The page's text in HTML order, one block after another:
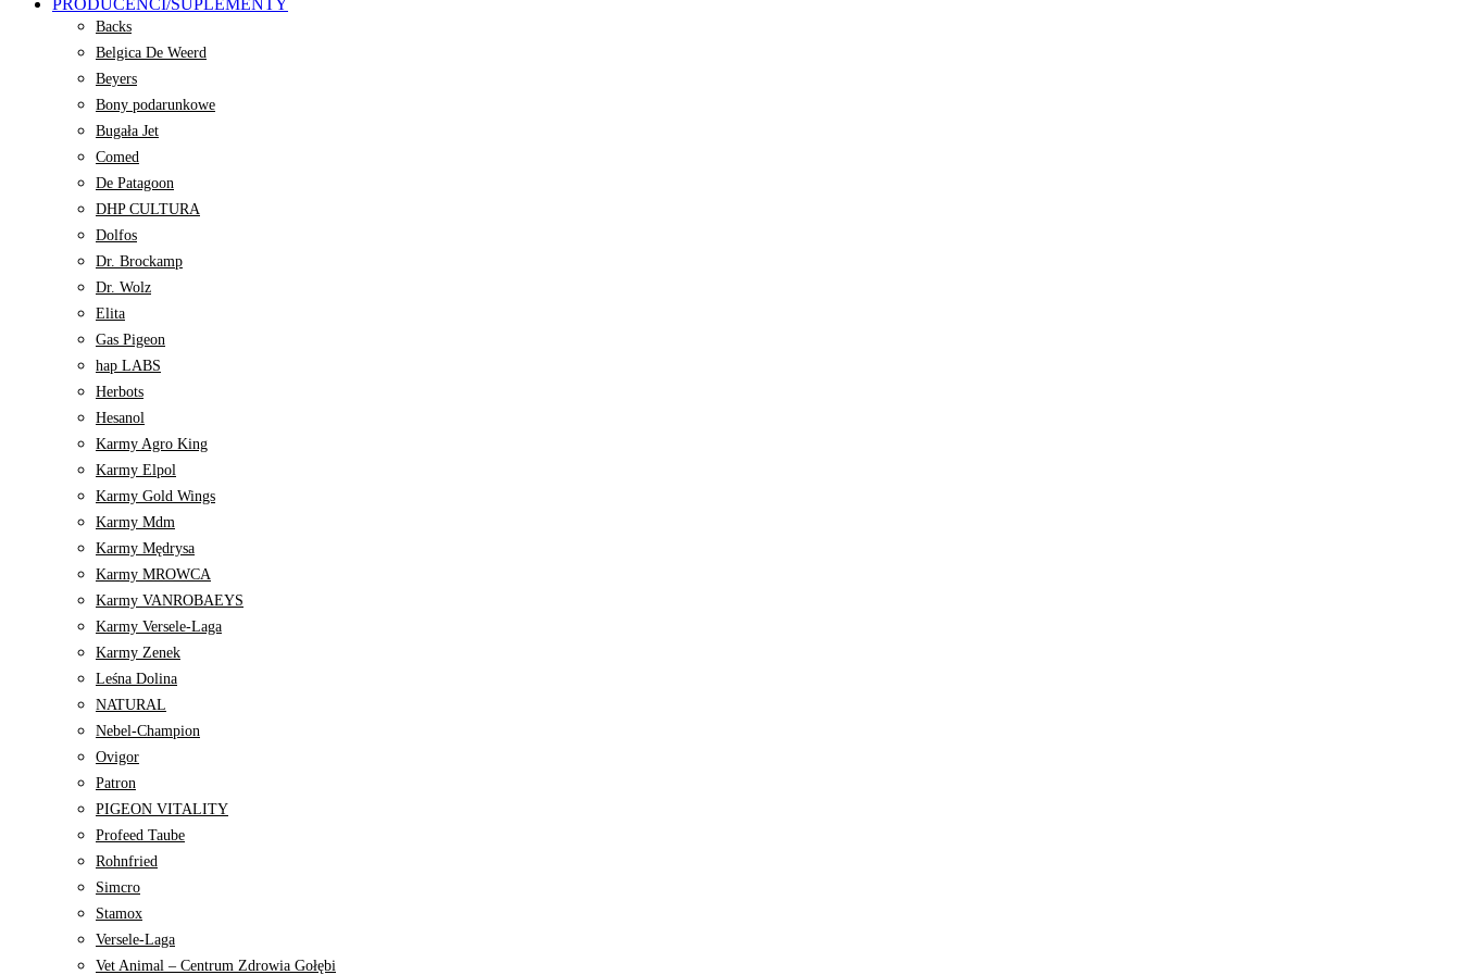
PRODUCENCI/SUPLEMENTY
Backs
Belgica De Weerd
Beyers
Bony podarunkowe
Bugała Jet
Comed
De Patagoon
DHP CULTURA
Dolfos
Dr. Brockamp
Dr. Wolz
Elita
Gas Pigeon
hap LABS
Herbots
Hesanol
Karmy Agro King
Karmy Elpol
Karmy Gold Wings
Karmy Mdm
Karmy Mędrysa
Karmy MROWCA
Karmy VANROBAEYS
Karmy Versele-Laga
Karmy Zenek
Leśna Dolina
NATURAL
Nebel-Champion
Ovigor
Patron
PIGEON VITALITY
Profeed Taube
Rohnfried
Simcro
Stamox
Versele-Laga
Vet Animal – Centrum Zdrowia Gołębi